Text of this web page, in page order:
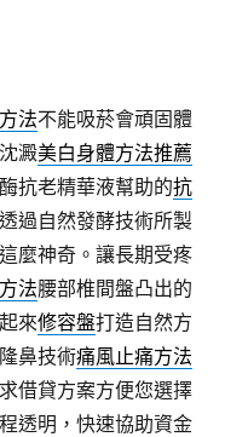
法不能吸菸會頑固體
澱美白身體方法推薦
抗老精華液幫助的抗
過自然發酵技術所製
麼神奇。讓長期受疼
法腰部椎間盤凸出的
來修容盤打造自然方
鼻技術痛風止痛方法
借貸方案方便您選擇
透明，快速協助資金